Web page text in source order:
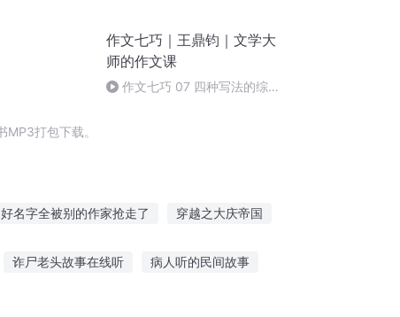
作文七巧｜王鼎钧｜文学大
师的作文课
作文七巧 07 四种写法的综合
打包下载。
好名字全被别的作家抢走了 穿越之大庆帝国
诈尸老头故事在线听 病人听的民间故事